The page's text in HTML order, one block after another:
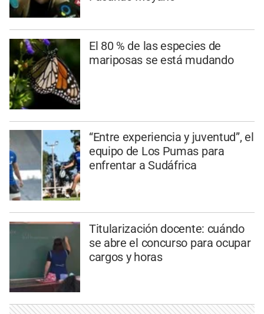
El 80 % de las especies de
mariposas se está mudando
“Entre experiencia y juventud”, el
equipo de Los Pumas para
enfrentar a Sudáfrica
Titularización docente: cuándo
se abre el concurso para ocupar
cargos y horas